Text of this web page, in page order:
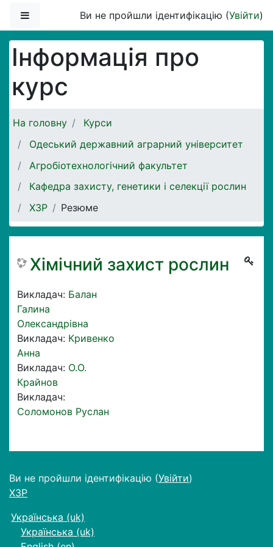
Бокова панельВи не пройшли ідентифікацію (Увійти)
Інформація про
курс
На головну
Курси
Одеський державний аграрний університет
Агробіотехнологічний факультет
Кафедра захисту, генетики і селекції рослин
ХЗР
Резюме
Хімічний захист рослин
Викладач: Балан
Галина
Олександрiвна
Викладач: Кривенко
Анна
Викладач: О.О.
Крайнов
Викладач:
Соломонов Руслан
Ви не пройшли ідентифікацію (Увійти)
ХЗР
Українська ‎(uk)‎
Українська ‎(uk)‎